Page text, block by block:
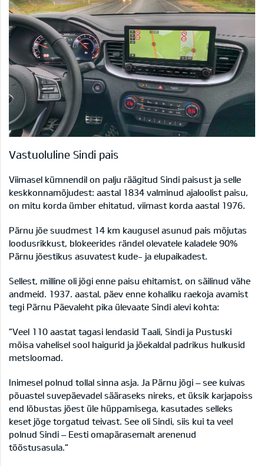
Vastuoluline Sindi pais
Viimasel kümnendil on palju räägitud Sindi paisust ja selle
keskkonnamõjudest: aastal 1834 valminud ajaloolist paisu,
on mitu korda ümber ehitatud, viimast korda aastal 1976.
Pärnu jõe suudmest 14 km kaugusel asunud pais mõjutas
loodusrikkust, blokeerides rändel olevatele kaladele 90%
Pärnu jõestikus asuvatest kude- ja elupaikadest.
Sellest, milline oli jõgi enne paisu ehitamist, on säilinud vähe
andmeid. 1937. aastal, päev enne kohaliku raekoja avamist
tegi Pärnu Päevaleht pika ülevaate Sindi alevi kohta:
”Veel 110 aastat tagasi lendasid Taali, Sindi ja Pustuski
mõisa vahelisel sool haigurid ja jõekaldal padrikus hulkusid
metsloomad.
Inimesel polnud tollal sinna asja. Ja Pärnu jõgi – see kuivas
põuastel suvepäevadel sääraseks nireks, et üksik karjapoiss
end lõbustas jõest üle hüppamisega, kasutades selleks
keset jõge torgatud teivast. See oli Sindi, siis kui ta veel
polnud Sindi – Eesti omapärasemalt arenenud
tööstusasula.“